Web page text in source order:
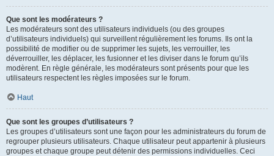
Que sont les modérateurs ?
Les modérateurs sont des utilisateurs individuels (ou des groupes
d’utilisateurs individuels) qui surveillent régulièrement les forums. Ils ont la
possibilité de modifier ou de supprimer les sujets, les verrouiller, les
déverrouiller, les déplacer, les fusionner et les diviser dans le forum qu’ils
modèrent. En règle générale, les modérateurs sont présents pour que les
utilisateurs respectent les règles imposées sur le forum.
Haut
Que sont les groupes d’utilisateurs ?
Les groupes d’utilisateurs sont une façon pour les administrateurs du forum de
regrouper plusieurs utilisateurs. Chaque utilisateur peut appartenir à plusieurs
groupes et chaque groupe peut détenir des permissions individuelles. Ceci